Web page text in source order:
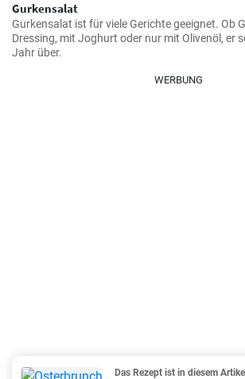
Gurkensalat
Gurkensalat ist für viele Gerichte geeignet. Ob
Dressing, mit Joghurt oder nur mit Olivenöl, er
Jahr über.
WERBUNG
Das Rezept ist in diesem